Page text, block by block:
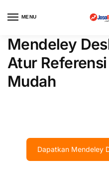
MENU
Mendeley
Atur
Mudah
Dapatkan Mendeley